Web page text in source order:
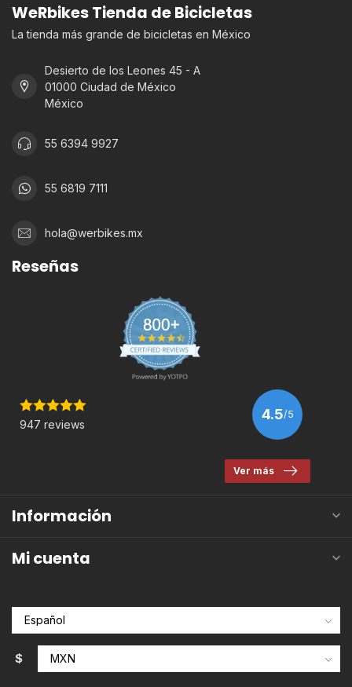
WeRbikes Tienda de Bicicletas
La tienda más grande de bicicletas en México
Desierto de los Leones 45 - A
01000 Ciudad de México
México
55 6394 9927
55 6819 7111
hola@werbikes.mx
Reseñas
947 reviews
4.5/5
Ver más
Información
Mi cuenta
$